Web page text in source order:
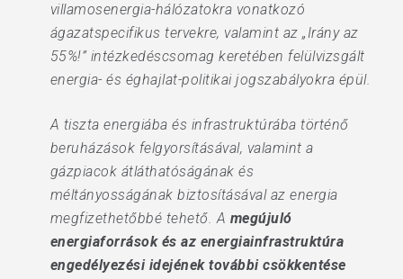
villamosenergia-hálózatokra vonatkozó
ágazatspecifikus tervekre, valamint az „Irány az
55%!” intézkedéscsomag keretében felülvizsgált
energia- és éghajlat-politikai jogszabályokra épül.
A tiszta energiába és infrastruktúrába történő
beruházások felgyorsításával, valamint a
gázpiacok átláthatóságának és
méltányosságának biztosításával az energia
megfizethetőbbé tehető. A megújuló
energiaforrások és az energiainfrastruktúra
engedélyezési idejének további csökkentése